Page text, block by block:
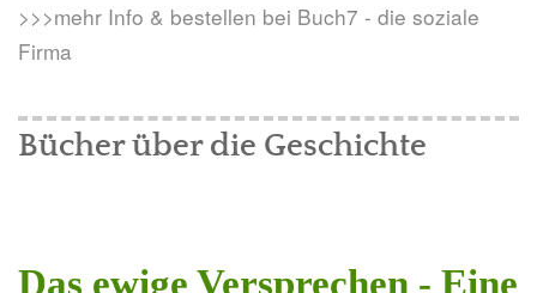
>>>mehr Info & bestellen bei Buch7 - die soziale
Firma
Bücher über die Geschichte
Das ewige Versprechen - Eine